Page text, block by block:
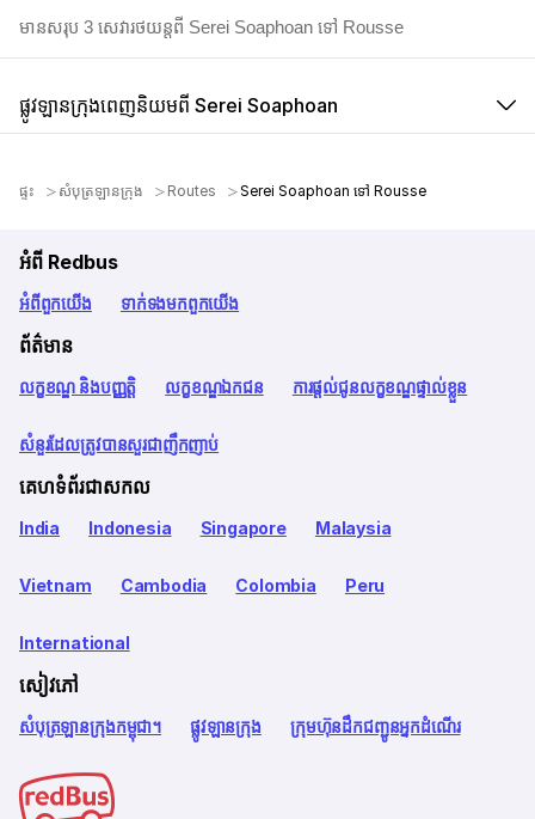
មានសរុប 3 សេវារថយន្តពី Serei Soaphoan ទៅ Rousse
ផ្លូវឡានក្រុងពេញនិយមពី Serei Soaphoan
ផ្ទះ សំបុត្រឡានក្រុង Routes Serei Soaphoan ទៅ Rousse
អំពី Redbus
អំពី​ពួក​យើង ទាក់ទង​មក​ពួក​យើង
ព័ត៌មាន
លក្ខខណ្ឌ និងបញ្ញត្តិ លក្ខខណ្ឌឯកជន ការផ្តល់ជូនលក្ខខណ្ឌផ្ទាល់ខ្លួន
សំនួរដែលត្រូវបានសួរជាញឹកញាប់
គេហទំព័រជាសកល
India Indonesia Singapore Malaysia
Vietnam Cambodia Colombia Peru
International
សៀវភៅ
សំបុត្រឡានក្រុងកម្ពុជា។ ផ្លូវឡានក្រុង ក្រុមហ៊ុនដឹកជញ្ជូនអ្នកដំណើរ